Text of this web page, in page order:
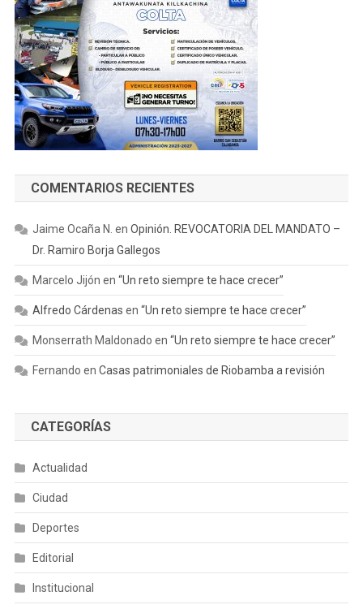
COMENTARIOS RECIENTES
Jaime Ocaña N. en Opinión. REVOCATORIA DEL MANDATO –
Dr. Ramiro Borja Gallegos
Marcelo Jijón en “Un reto siempre te hace crecer”
Alfredo Cárdenas en “Un reto siempre te hace crecer”
Monserrath Maldonado en “Un reto siempre te hace crecer”
Fernando en Casas patrimoniales de Riobamba a revisión
CATEGORÍAS
Actualidad
Ciudad
Deportes
Editorial
Institucional